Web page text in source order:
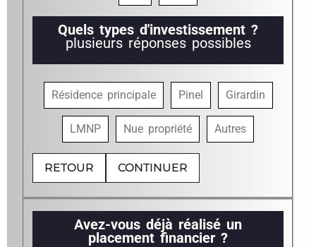
Quels types d'investissement ?
plusieurs réponses possibles
Résidence principale Pinel Girardin
LMNP Nue propriété Autres
RETOUR CONTINUER
Avez-vous déjà réalisé un
placement financier ?